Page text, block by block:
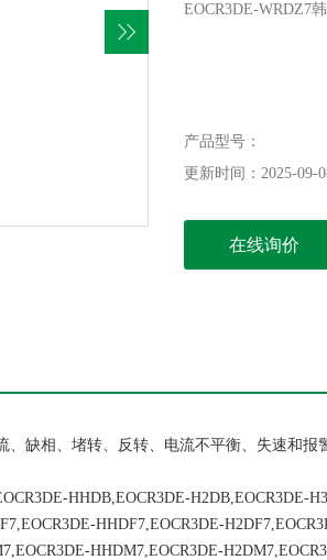
EOCR3DE-WRDZ7
产品型号：
更新时间：2025-09-
在线询价
缺相、堵转、反转、电流不平衡、失速和报
HHDB,EOCR3DE-H2DB,EOCR3DE-
HHDF7,EOCR3DE-
HHDM7,EOCR3DE-